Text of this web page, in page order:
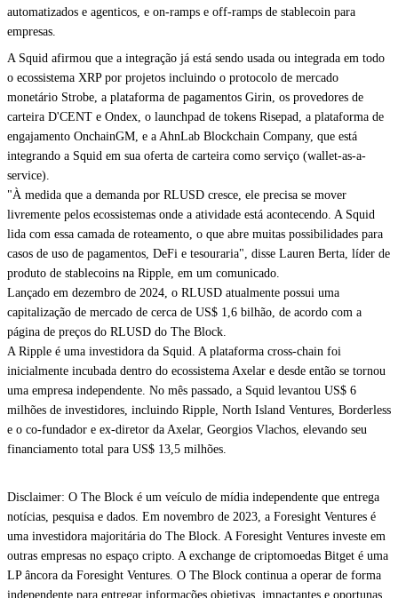
automatizados e agenticos, e on-ramps e off-ramps de stablecoin para
empresas.
A Squid afirmou que a integração já está sendo usada ou integrada em todo
o ecossistema XRP por projetos incluindo o protocolo de mercado
monetário Strobe, a plataforma de pagamentos Girin, os provedores de
carteira D'CENT e Ondex, o launchpad de tokens Risepad, a plataforma de
engajamento OnchainGM, e a AhnLab Blockchain Company, que está
integrando a Squid em sua oferta de carteira como serviço (wallet-as-a-
service).
"À medida que a demanda por RLUSD cresce, ele precisa se mover
livremente pelos ecossistemas onde a atividade está acontecendo. A Squid
lida com essa camada de roteamento, o que abre muitas possibilidades para
casos de uso de pagamentos, DeFi e tesouraria", disse Lauren Berta, líder de
produto de stablecoins na Ripple, em um comunicado.
Lançado em dezembro de 2024, o RLUSD atualmente possui uma
capitalização de mercado de cerca de US$ 1,6 bilhão, de acordo com a
página de preços do RLUSD do The Block.
A Ripple é uma investidora da Squid. A plataforma cross-chain foi
inicialmente incubada dentro do ecossistema Axelar e desde então se tornou
uma empresa independente. No mês passado, a Squid levantou US$ 6
milhões de investidores, incluindo Ripple, North Island Ventures, Borderless
e o co-fundador e ex-diretor da Axelar, Georgios Vlachos, elevando seu
financiamento total para US$ 13,5 milhões.
Disclaimer: O The Block é um veículo de mídia independente que entrega
notícias, pesquisa e dados. Em novembro de 2023, a Foresight Ventures é
uma investidora majoritária do The Block. A Foresight Ventures investe em
outras empresas no espaço cripto. A exchange de criptomoedas Bitget é uma
LP âncora da Foresight Ventures. O The Block continua a operar de forma
independente para entregar informações objetivas, impactantes e oportunas